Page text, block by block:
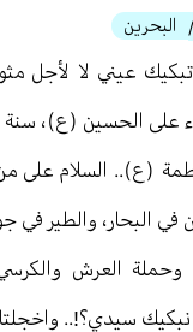
/ البحرين
تبكيك عيني لا لأجل
على الحسين (ع)، سنة
(ع).. السلام على
في البحار، والطير
وحملة العرش
سيدي؟!..